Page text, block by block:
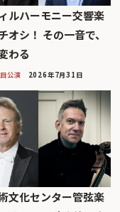
ルハーモニー交響楽
オシ！ その一音で、
わる
公演 2026年7月31日
文化センター管弦楽